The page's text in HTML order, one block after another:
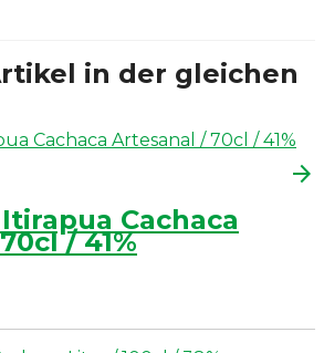
in der gleichen
arrow_forward
Cachaca
/ 41%